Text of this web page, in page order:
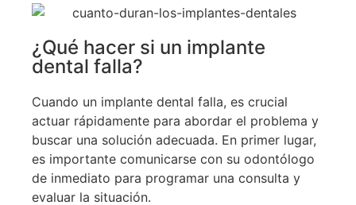
¿Qué hacer si un implante
dental falla?
Cuando un implante dental falla, es crucial
actuar rápidamente para abordar el problema y
buscar una solución adecuada. En primer lugar,
es importante comunicarse con su odontólogo
de inmediato para programar una consulta y
evaluar la situación.